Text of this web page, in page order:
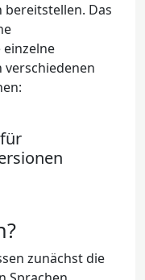
bereitstellen. Das
zunächst die